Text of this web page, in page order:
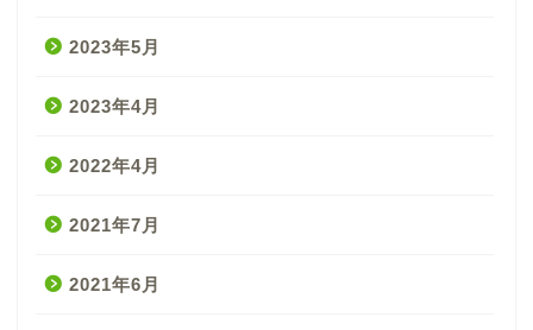
2023年5月
2023年4月
2022年4月
2021年7月
2021年6月